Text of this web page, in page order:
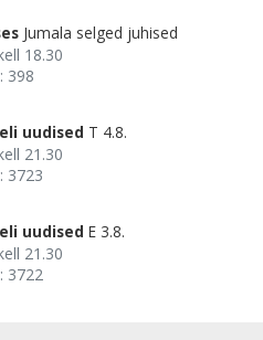
Jumala selged juhised
18.30
398
uudised T 4.8.
21.30
3723
uudised E 3.8.
21.30
3722